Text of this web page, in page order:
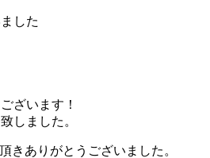
した
ざいます！
しました。
きありがとうございました。